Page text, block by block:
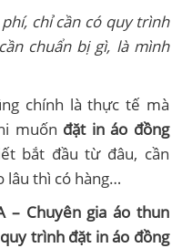
chỉ cần có quy trình
chuẩn bị gì, là mình
chính là thực tế mà
muốn đặt in áo đồng
bắt đầu từ đâu, cần
lâu thì có hàng…
– Chuyên gia áo thun
quy trình đặt in áo đồng